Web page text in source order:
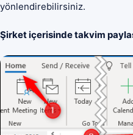
yönlendirebilirsiniz.
Şirket içerisinde takvim